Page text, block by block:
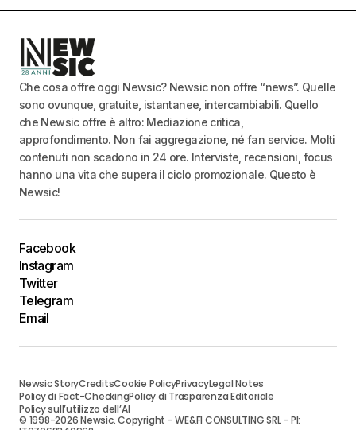
Che cosa offre oggi Newsic? Newsic non offre “news”. Quelle
sono ovunque, gratuite, istantanee, intercambiabili. Quello
che Newsic offre è altro: Mediazione critica,
approfondimento. Non fai aggregazione, né fan service. Molti
contenuti non scadono in 24 ore. Interviste, recensioni, focus
hanno una vita che supera il ciclo promozionale. Questo è
Newsic!
Facebook
Instagram
Twitter
Telegram
Email
Newsic StoryCreditsCookie PolicyPrivacyLegal Notes
Policy di Fact-CheckingPolicy di Trasparenza Editoriale
Policy sull’utilizzo dell’AI
© 1998-2026 Newsic. Copyright - WE&FI CONSULTING SRL - PI: